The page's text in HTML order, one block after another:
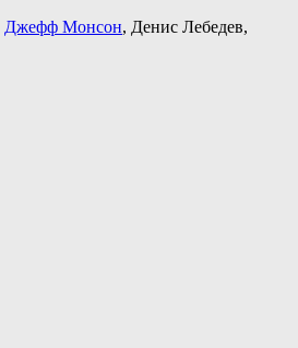
Джефф Монсон, Денис Лебедев,